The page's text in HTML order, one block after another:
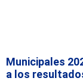
Municipales
a los